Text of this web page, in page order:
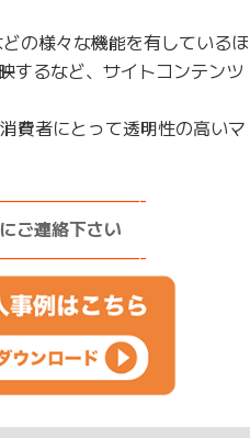
の様々な機能を有しているほ
するなど、サイトコンテンツ
費者にとって透明性の高いマ
ご連絡下さい